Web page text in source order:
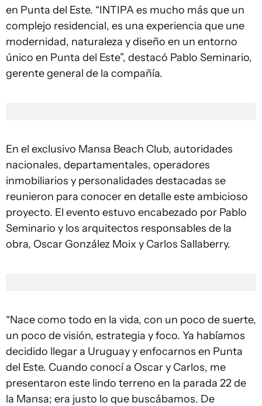
en Punta del Este. “INTIPA es mucho más que un
complejo residencial, es una experiencia que une
modernidad, naturaleza y diseño en un entorno
único en Punta del Este”, destacó Pablo Seminario,
gerente general de la compañía.
En el exclusivo Mansa Beach Club, autoridades
nacionales, departamentales, operadores
inmobiliarios y personalidades destacadas se
reunieron para conocer en detalle este ambicioso
proyecto. El evento estuvo encabezado por Pablo
Seminario y los arquitectos responsables de la
obra, Oscar González Moix y Carlos Sallaberry.
“Nace como todo en la vida, con un poco de suerte,
un poco de visión, estrategia y foco. Ya habíamos
decidido llegar a Uruguay y enfocarnos en Punta
del Este. Cuando conocí a Oscar y Carlos, me
presentaron este lindo terreno en la parada 22 de
la Mansa; era justo lo que buscábamos. De